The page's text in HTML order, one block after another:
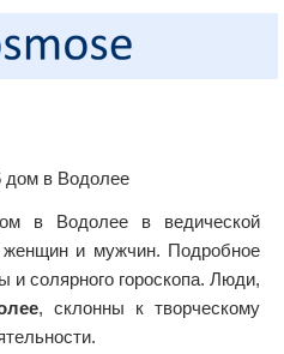
в Водолее
в Водолее в ведической
и мужчин. Подробное
и солярного гороскопа. Люди,
, склонны к творческому